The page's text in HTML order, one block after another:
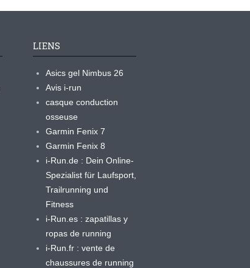
LIENS
Asics gel Nimbus 26
Avis i-run
casque conduction
osseuse
Garmin Fenix 7
Garmin Fenix 8
i-Run.de : Dein Online-
Spezialist für Laufsport,
Trailrunning und
Fitness
i-Run.es : zapatillas y
ropas de running
i-Run.fr : vente de
chaussures de running